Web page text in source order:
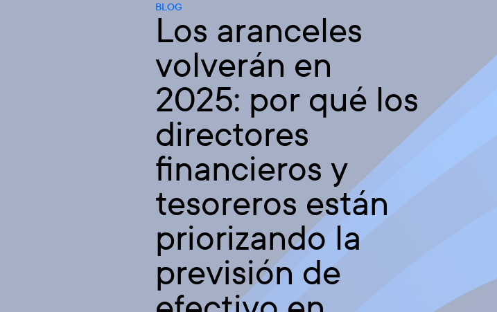
BLOG
Los aranceles
volverán en
2025: por qué los
directores
financieros y
tesoreros están
priorizando la
previsión de